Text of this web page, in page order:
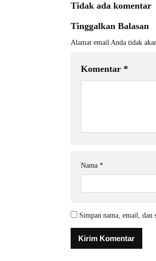
Tidak ada komentar
Tinggalkan Balasan
Alamat email Anda tidak
Komentar *
Nama *
Simpan nama, email, dan